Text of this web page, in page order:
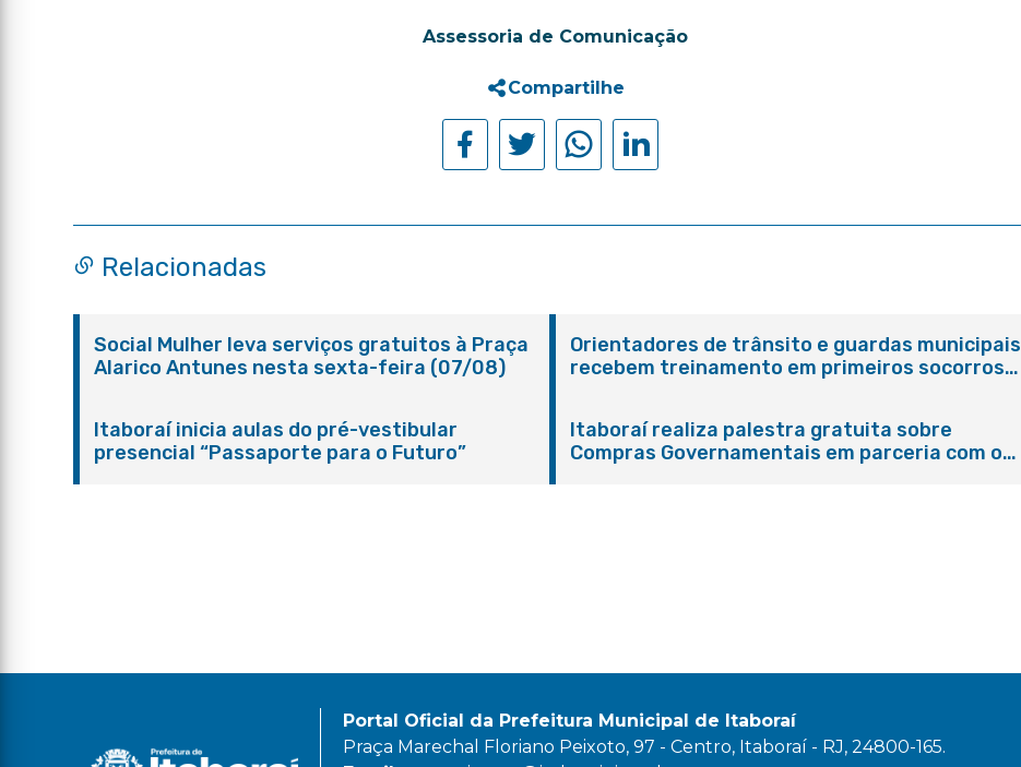
Assessoria de Comunicação
Compartilhe
Relacionadas
Social Mulher leva serviços gratuitos à Praça
Alarico Antunes nesta sexta-feira (07/08)
Orientadores de trânsito e guardas municipais
recebem treinamento em primeiros socorros
Itaboraí inicia aulas do pré-vestibular
presencial “Passaporte para o Futuro”
Itaboraí realiza palestra gratuita sobre
Compras Governamentais em parceria com o
Portal Oficial da Prefeitura Municipal de Itaboraí
Praça Marechal Floriano Peixoto, 97 - Centro, Itaboraí - RJ, 24800-165.